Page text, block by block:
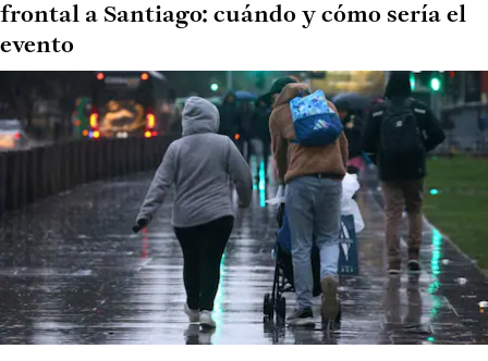
frontal a Santiago: cuándo y cómo sería el
evento